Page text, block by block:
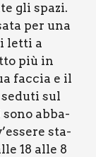
gli spa­zi.
per una
let­ti a
più in
fac­cia e il
sul
sono abba­
sta­
18 alle 8